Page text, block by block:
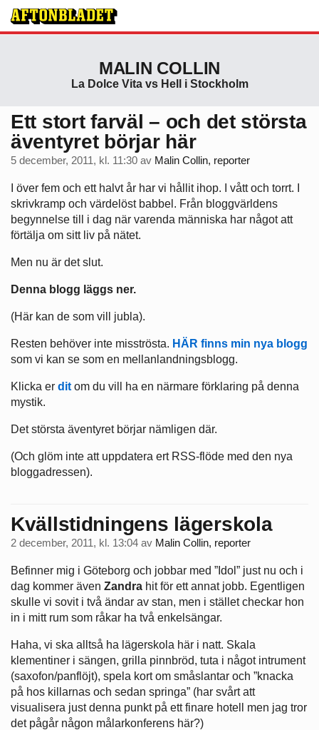
MALIN COLLIN
La Dolce Vita vs Hell i Stockholm
Ett stort farväl – och det största
äventyret börjar här
5 december, 2011, kl. 11:30 av Malin Collin, reporter
I över fem och ett halvt år har vi hållit ihop. I vått och torrt. I
skrivkramp och värdelöst babbel. Från bloggvärldens
begynnelse till i dag när varenda människa har något att
förtälja om sitt liv på nätet.
Men nu är det slut.
Denna blogg läggs ner.
(Här kan de som vill jubla).
Resten behöver inte misströsta. HÄR finns min nya blogg
som vi kan se som en mellanlandningsblogg.
Klicka er dit om du vill ha en närmare förklaring på denna
mystik.
Det största äventyret börjar nämligen där.
(Och glöm inte att uppdatera ert RSS-flöde med den nya
bloggadressen).
Kvällstidningens lägerskola
2 december, 2011, kl. 13:04 av Malin Collin, reporter
Befinner mig i Göteborg och jobbar med ”Idol” just nu och i
dag kommer även Zandra hit för ett annat jobb. Egentligen
skulle vi sovit i två ändar av stan, men i stället checkar hon
in i mitt rum som råkar ha två enkelsängar.
Haha, vi ska alltså ha lägerskola här i natt. Skala
klementiner i sängen, grilla pinnbröd, tuta i något intrument
(saxofon/panflöjt), spela kort om småslantar och ”knacka
på hos killarnas och sedan springa” (har svårt att
visualisera just denna punkt på ett finare hotell men jag tror
det pågår någon målarkonferens här?)